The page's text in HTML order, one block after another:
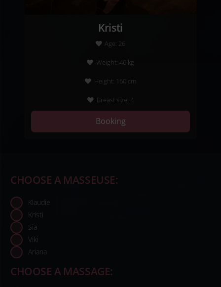
Kristi
Age: 26
Weight: 46kg
Height: 160cm
Breast size: 4
Booking
CHOOSE A MASSEUSE:
Klaudie
Kristi
Sia
Viki
Ariana
CHOOSE A MASSAGE: